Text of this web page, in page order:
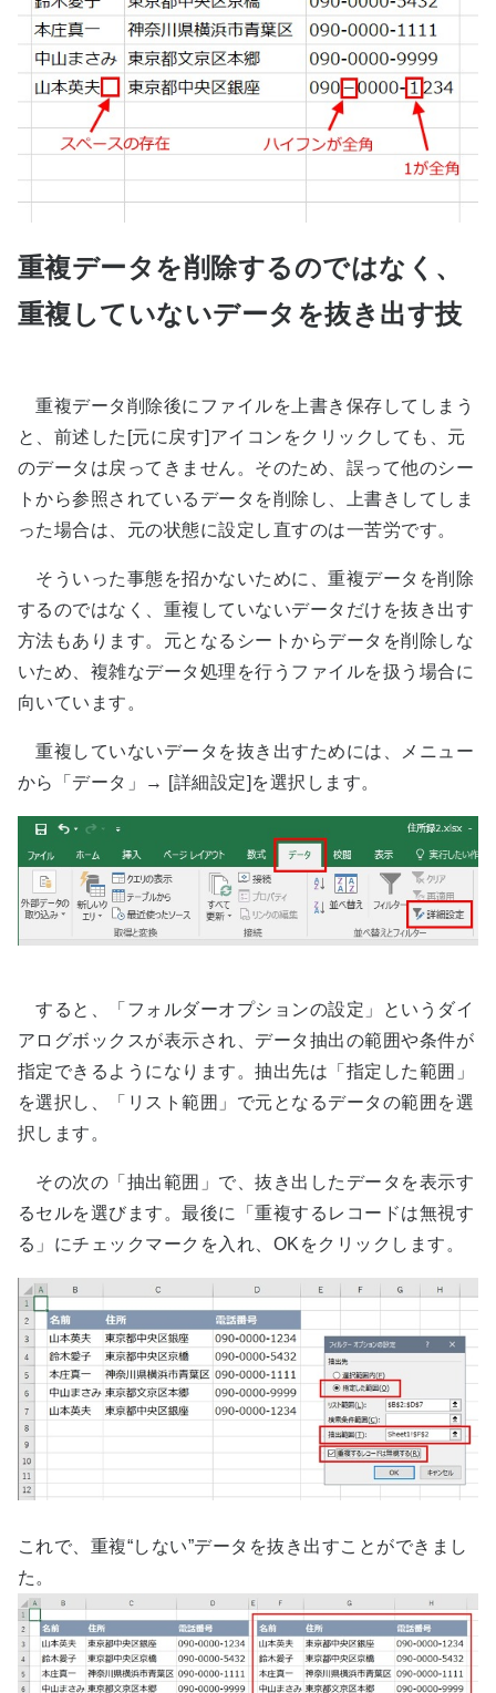
重複データを削除するのではなく、
重複していないデータを抜き出す技
重複データ削除後にファイルを上書き保存してしまう
と、前述した[元に戻す]アイコンをクリックしても、元
のデータは戻ってきません。そのため、誤って他のシー
トから参照されているデータを削除し、上書きしてしま
った場合は、元の状態に設定し直すのは一苦労です。
そういった事態を招かないために、重複データを削除
するのではなく、重複していないデータだけを抜き出す
方法もあります。元となるシートからデータを削除しな
いため、複雑なデータ処理を行うファイルを扱う場合に
向いています。
重複していないデータを抜き出すためには、メニュー
から「データ」→ [詳細設定]を選択します。
すると、「フォルダーオプションの設定」というダイ
アログボックスが表示され、データ抽出の範囲や条件が
指定できるようになります。抽出先は「指定した範囲」
を選択し、「リスト範囲」で元となるデータの範囲を選
択します。
その次の「抽出範囲」で、抜き出したデータを表示す
るセルを選びます。最後に「重複するレコードは無視す
る」にチェックマークを入れ、OKをクリックします。
これで、重複“しない”データを抜き出すことができまし
た。